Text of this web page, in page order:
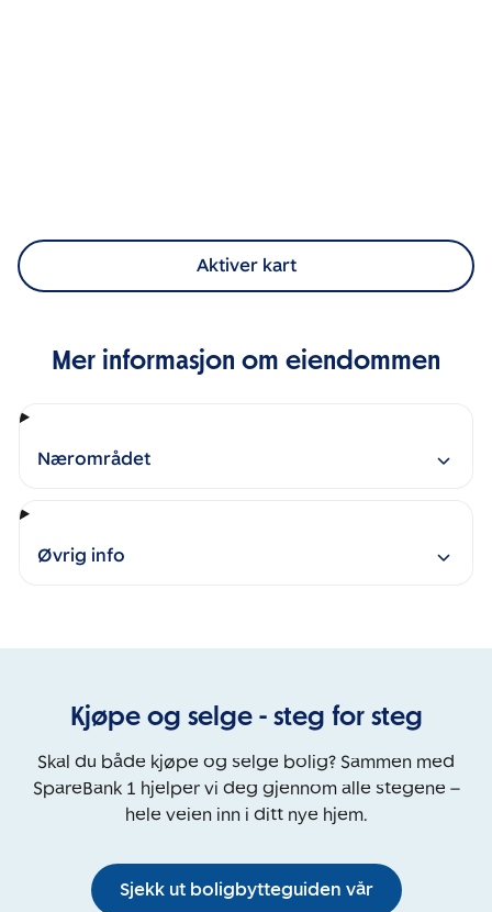
Aktiver kart
Mer informasjon om eiendommen
Nærområdet
Øvrig info
Kjøpe og selge - steg for steg
Skal du både kjøpe og selge bolig? Sammen med
SpareBank 1 hjelper vi deg gjennom alle stegene –
hele veien inn i ditt nye hjem.
Sjekk ut boligbytteguiden vår